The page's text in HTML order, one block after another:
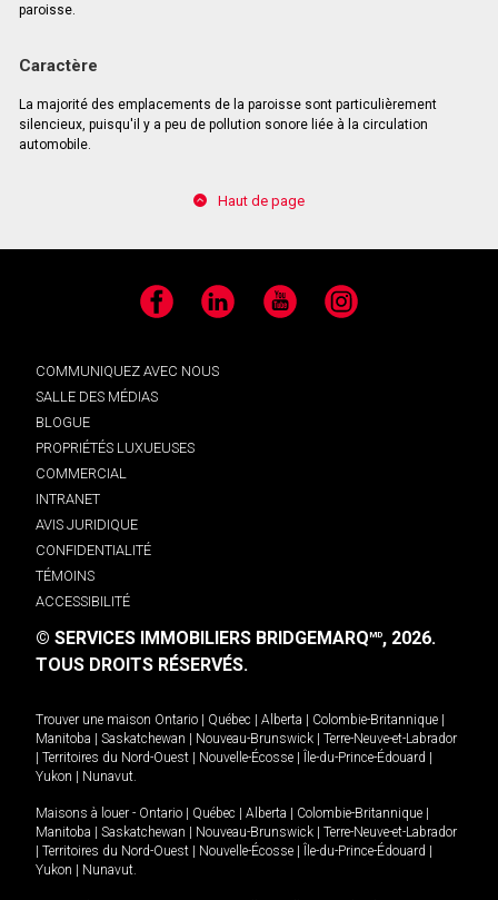
paroisse.
Caractère
La majorité des emplacements de la paroisse sont particulièrement
silencieux, puisqu'il y a peu de pollution sonore liée à la circulation
automobile.
Haut de page
Facebook LinkedIn YouTube Instagram
COMMUNIQUEZ AVEC NOUS
SALLE DES MÉDIAS
BLOGUE
PROPRIÉTÉS LUXUEUSES
COMMERCIAL
INTRANET
AVIS JURIDIQUE
CONFIDENTIALITÉ
TÉMOINS
ACCESSIBILITÉ
© SERVICES IMMOBILIERS BRIDGEMARQMD, 2026.
TOUS DROITS RÉSERVÉS.
Trouver une maison Ontario | Québec | Alberta | Colombie-Britannique |
Manitoba | Saskatchewan | Nouveau-Brunswick | Terre-Neuve-et-Labrador
| Territoires du Nord-Ouest | Nouvelle-Écosse | Île-du-Prince-Édouard |
Yukon | Nunavut
Maisons à louer - Ontario | Québec | Alberta | Colombie-Britannique |
Manitoba | Saskatchewan | Nouveau-Brunswick | Terre-Neuve-et-Labrador
| Territoires du Nord-Ouest | Nouvelle-Écosse | Île-du-Prince-Édouard |
Yukon | Nunavut